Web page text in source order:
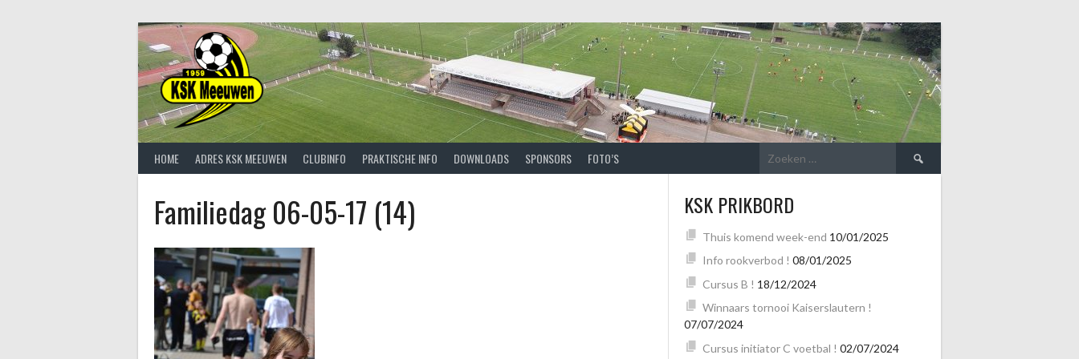
HOME ADRES KSK MEEUWEN CLUBINFO PRAKTISCHE INFO DOWNLOADS SPONSORS FOTO’S
Zoeken
naar:
Familiedag 06-05-17 (14) KSK PRIKBORD
Thuis komend week-end 10/01/2025
Info rookverbod ! 08/01/2025
Cursus B ! 18/12/2024
Winnaars tornooi Kaiserslautern !
07/07/2024
Cursus initiator C voetbal ! 02/07/2024